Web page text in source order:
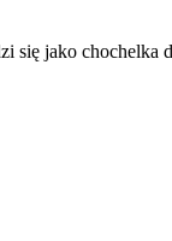
się jako chochelka